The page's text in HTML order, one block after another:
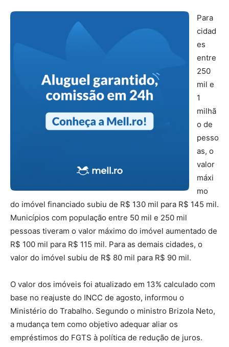
Para
cidad
es
entre
250
mil e
1
milhã
o de
pesso
as, o
valor
máxi
mo
do imóvel financiado subiu de R$ 130 mil para R$ 145 mil.
Municípios com população entre 50 mil e 250 mil
pessoas tiveram o valor máximo do imóvel aumentado de
R$ 100 mil para R$ 115 mil. Para as demais cidades, o
valor do imóvel subiu de R$ 80 mil para R$ 90 mil.
O valor dos imóveis foi atualizado em 13% calculado com
base no reajuste do INCC de agosto, informou o
Ministério do Trabalho. Segundo o ministro Brizola Neto,
a mudança tem como objetivo adequar aliar os
empréstimos do FGTS à política de redução de juros.